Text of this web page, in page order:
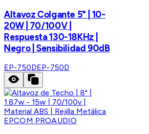
Altavoz Colgante 5" | 10-
20W | 70/100V |
Respuesta 130-18KHz |
Negro | Sensibilidad 90dB
EP-750DEP-750D
EPCOM PROAUDIO